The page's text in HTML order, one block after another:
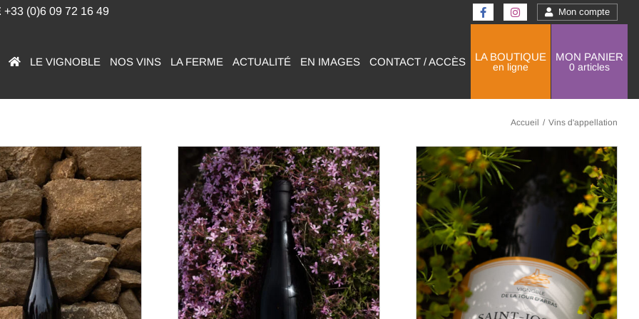
+33 (0)6 09 72 16 49 Mon compte
LE VIGNOBLE NOS VINS LA FERME ACTUALITÉ EN IMAGES CONTACT / ACCÈS LA BOUTIQUE
en ligne
MON PANIER
0 articles
Accueil / Vins d'appellation